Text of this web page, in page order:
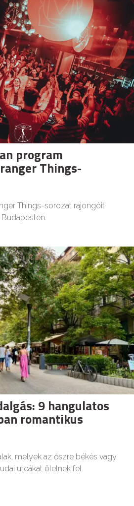
program
Things-
Things-sorozat rajongóit
9 hangulatos
romantikus
melyek az őszre békés vagy
utcákat ölelnek fel.